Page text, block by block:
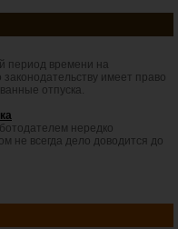
период времени на
имеет право
отпуска.
нередко
не всегда дело доводится до